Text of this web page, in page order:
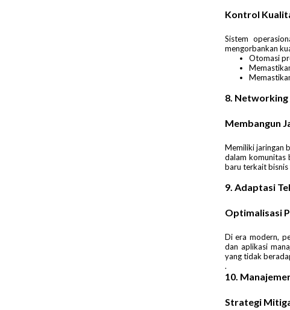
Kontrol
Sistem
mengorbankan
Otomasi
8. Networking
Membangun
Memiliki jaringan
dalam komunitas
baru terkait bisnis
9. Adaptasi
Optimalisasi
Di era modern,
dan aplikasi
yang tidak
.
10.
Strategi